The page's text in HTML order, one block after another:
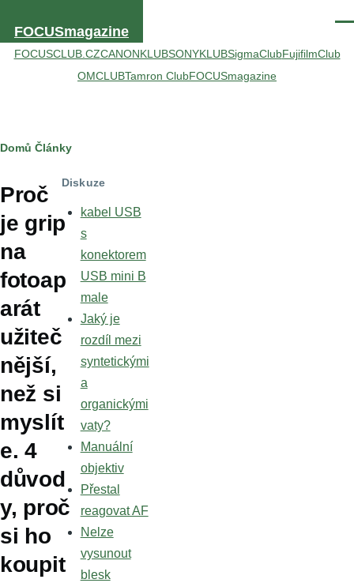
FOCUSmagazine
FOCUSCLUB.CZCANONKLUBSONYKLUBSigmaClubFujifilmClub
OMCLUBTamron ClubFOCUSmagazine
Drobečková
navigace
Domů Články
Proč
je grip
na
fotoap
arát
užiteč
nější,
než si
myslít
e. 4
důvod
y, proč
si ho
koupit
Diskuze
kabel USB
s
konektorem
USB mini B
male
Jaký je
rozdíl mezi
syntetickými
a
organickými
vaty?
Manuální
objektiv
Přestal
reagovat AF
Nelze
vysunout
blesk